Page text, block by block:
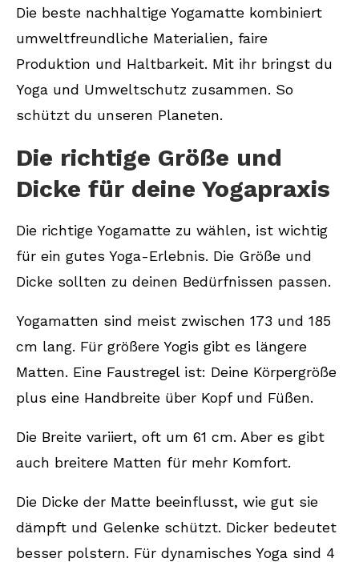
Die beste nachhaltige Yogamatte kombiniert
umweltfreundliche Materialien, faire
Produktion und Haltbarkeit. Mit ihr bringst du
Yoga und Umweltschutz zusammen. So
schützt du unseren Planeten.
Die richtige Größe und
Dicke für deine Yogapraxis
Die richtige Yogamatte zu wählen, ist wichtig
für ein gutes Yoga-Erlebnis. Die Größe und
Dicke sollten zu deinen Bedürfnissen passen.
Yogamatten sind meist zwischen 173 und 185
cm lang. Für größere Yogis gibt es längere
Matten. Eine Faustregel ist: Deine Körpergröße
plus eine Handbreite über Kopf und Füßen.
Die Breite variiert, oft um 61 cm. Aber es gibt
auch breitere Matten für mehr Komfort.
Die Dicke der Matte beeinflusst, wie gut sie
dämpft und Gelenke schützt. Dicker bedeutet
besser polstern. Für dynamisches Yoga sind 4